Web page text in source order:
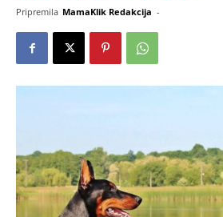
Pripremila MamaKlik Redakcija -